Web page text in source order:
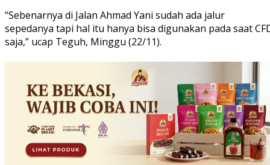
“Sebenarnya di Jalan Ahmad Yani sudah ada jalur
sepedanya tapi hal itu hanya bisa digunakan pada saat
saja,” ucap Teguh, Minggu (22/11).